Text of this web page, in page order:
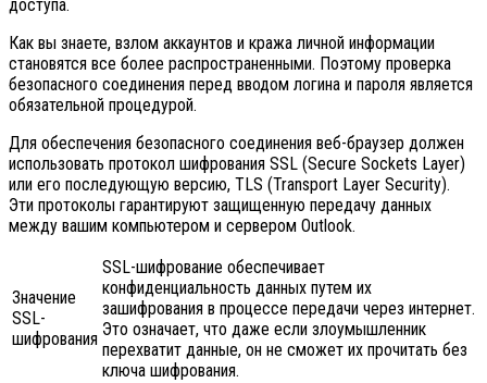
доступа.
Как вы знаете, взлом аккаунтов и кража личной информации
становятся все более распространенными. Поэтому проверка
безопасного соединения перед вводом логина и пароля является
обязательной процедурой.
Для обеспечения безопасного соединения веб-браузер должен
использовать протокол шифрования SSL (Secure Sockets Layer)
или его последующую версию, TLS (Transport Layer Security).
Эти протоколы гарантируют защищенную передачу данных
между вашим компьютером и сервером Outlook.
Значение
SSL-
шифрования
SSL-шифрование обеспечивает
конфиденциальность данных путем их
зашифрования в процессе передачи через интернет.
Это означает, что даже если злоумышленник
перехватит данные, он не сможет их прочитать без
ключа шифрования.